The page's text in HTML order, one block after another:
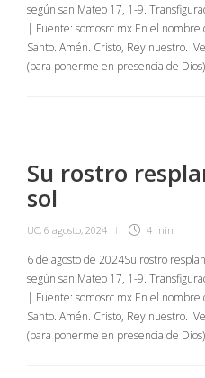
según san Mateo 17, 1-9.
| Fuente: somosrc.mx En el
Santo. Amén. Cristo, Rey nuestro.
(para ponerme en presencia de
Su rostro
sol
UC, 6 agosto, 2024 4 min
6 de agosto de 2024Su rostro
según san Mateo 17, 1-9.
| Fuente: somosrc.mx En el
Santo. Amén. Cristo, Rey nuestro.
(para ponerme en presencia de